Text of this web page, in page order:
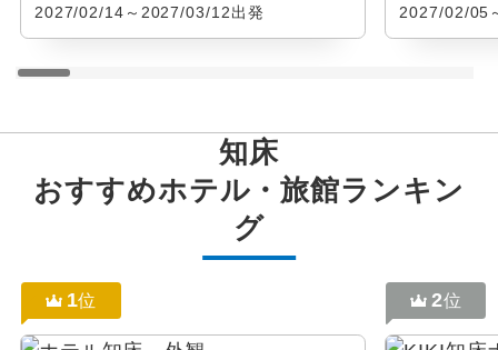
2027/02/14～2027/03/12出発 2027/02/05
知床
おすすめホテル・旅館ランキン
グ
1位 2位